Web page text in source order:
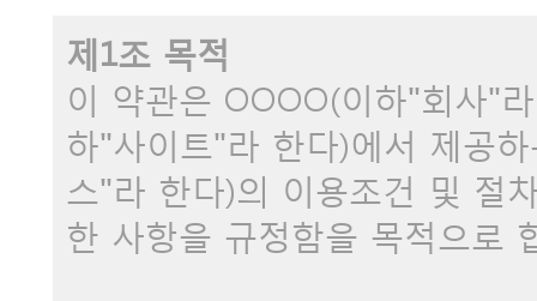
제1조 목적
이 약관은 OOOO(이하"회사"
하"사이트"라 한다)에서 제공
스"라 한다)의 이용조건 및 절
한 사항을 규정함을 목적으로